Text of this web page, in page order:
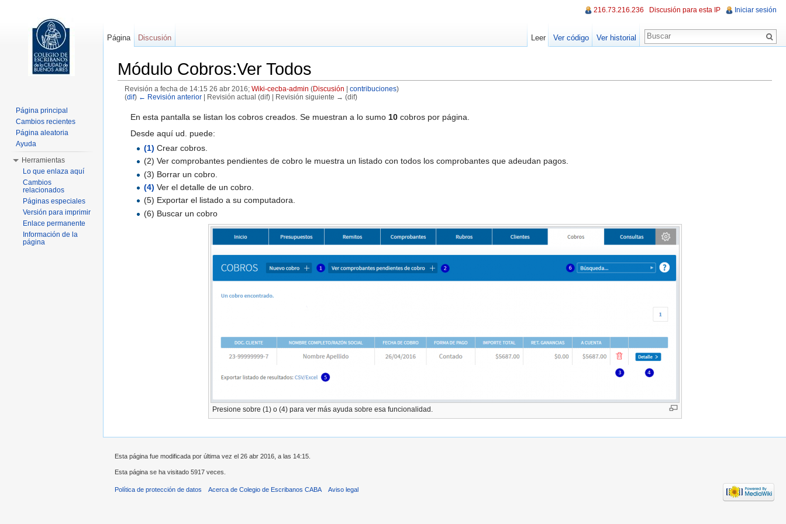
Módulo Cobros:Ver Todos
Revisión a fecha de 14:15 26 abr 2016; Wiki-cecba-admin (Discusión contribuciones)
(dif) ← Revisión anterior| Revisión actual (dif) | Revisión siguiente → (dif)
En esta pantalla se listan los cobros creados. Se muestran a lo sumo 10 cobros por página.
Desde aquí ud. puede:
(1) Crear cobros.
(2) Ver comprobantes pendientes de cobro le muestra un listado con todos los comprobantes que adeudan pagos.
(3) Borrar un cobro.
(4) Ver el detalle de un cobro.
(5) Exportar el listado a su computadora.
(6) Buscar un cobro
Presione sobre (1) o (4) para ver más ayuda sobre esa funcionalidad.
216.73.216.236 Discusión para esta IP Iniciar sesión
Página Discusión Leer Ver código Ver historial
Página principal
Cambios recientes
Página aleatoria
Ayuda
Herramientas
Lo que enlaza aquí
Cambios
relacionados
Páginas especiales
Versión para imprimir
Enlace permanente
Información de la
página
Esta página fue modificada por última vez el 26 abr 2016, a las 14:15.
Esta página se ha visitado 5917 veces.
Política de protección de datos Acerca de Colegio de Escribanos CABA Aviso legal